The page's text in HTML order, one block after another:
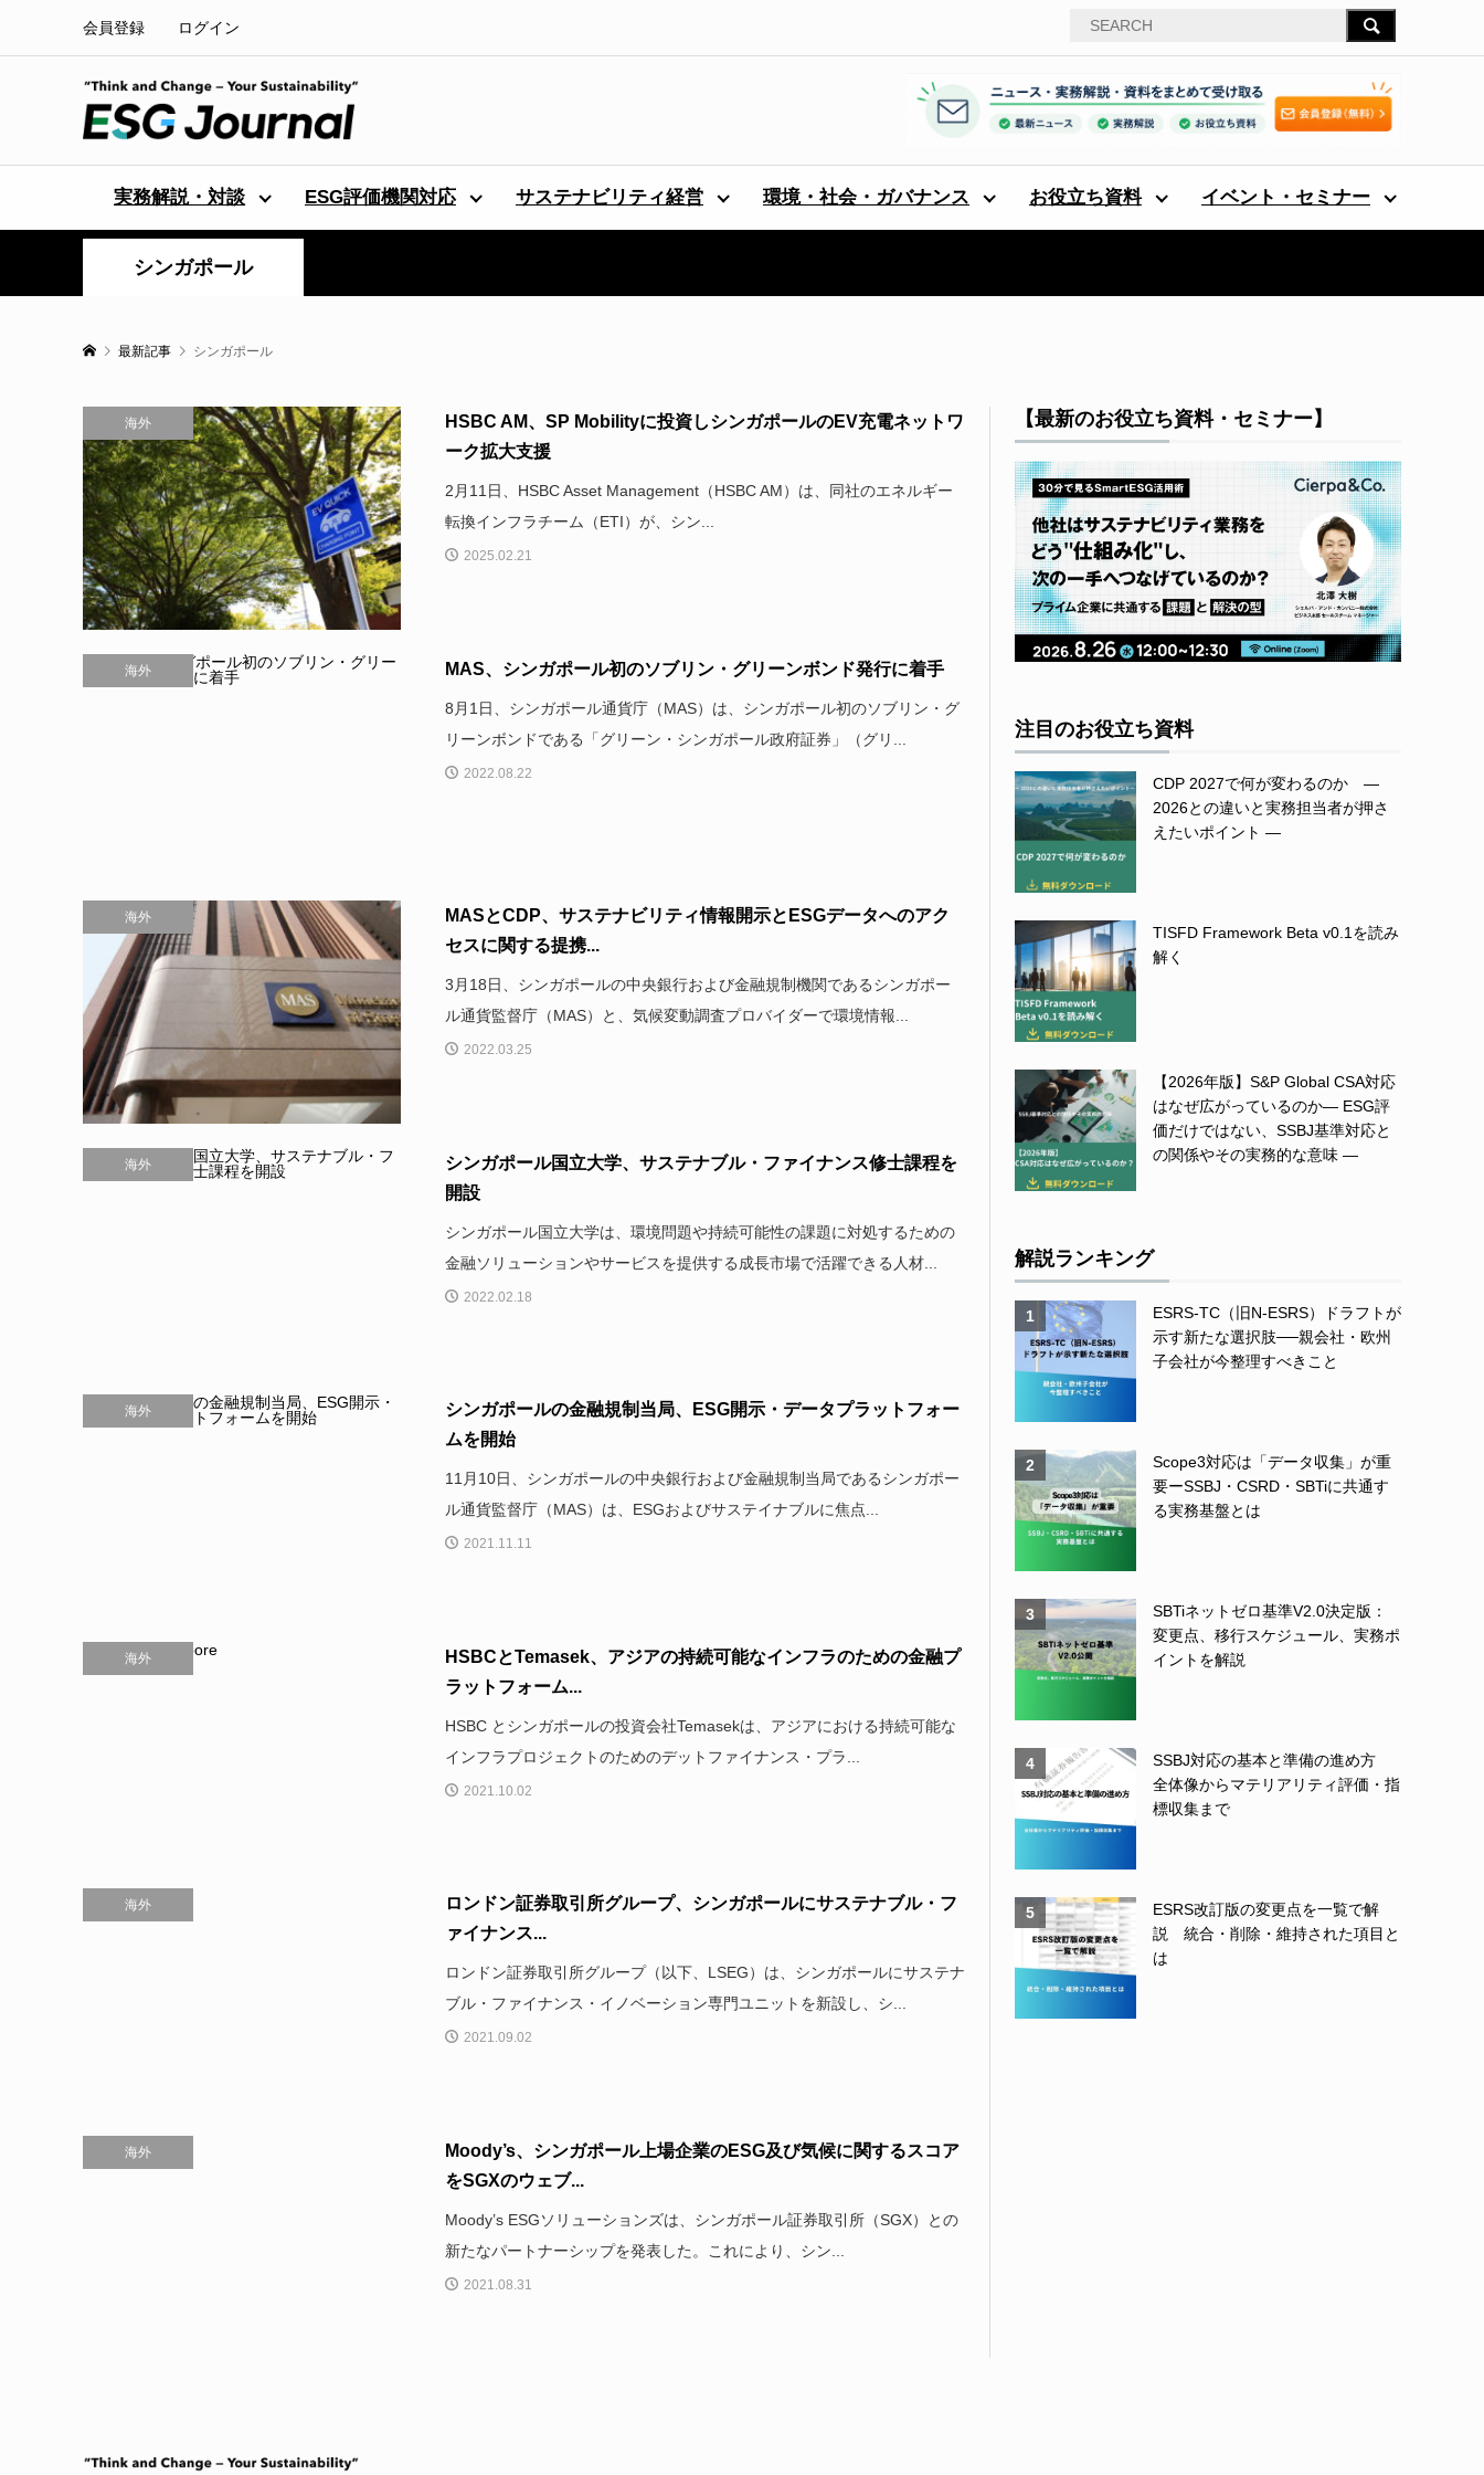
会員登録 ログイン
実務解説・対談 ESG評価機関対応 サステナビリティ経営 環境・社会・ガバナンス お役立ち資料 イベント・セミナー
シンガポール
最新記事 シンガポール
海外
HSBC AM、SP Mobilityに投資しシンガポールのEV充電ネットワ
ーク拡大支援
2月11日、HSBC Asset Management（HSBC AM）は、同社のエネルギー
転換インフラチーム（ETI）が、シン...
2025.02.21
海外 MAS、シンガポール初のソブリン・グリーンボンド発行に着手
8月1日、シンガポール通貨庁（MAS）は、シンガポール初のソブリン・グ
リーンボンドである「グリーン・シンガポール政府証券」（グリ...
2022.08.22
海外
MASとCDP、サステナビリティ情報開示とESGデータへのアク
セスに関する提携...
3月18日、シンガポールの中央銀行および金融規制機関であるシンガポー
ル通貨監督庁（MAS）と、気候変動調査プロバイダーで環境情報...
2022.03.25
海外
シンガポール国立大学、サステナブル・ファイナンス修士課程を
開設
シンガポール国立大学は、環境問題や持続可能性の課題に対処するための
金融ソリューションやサービスを提供する成長市場で活躍できる人材...
2022.02.18
海外
シンガポールの金融規制当局、ESG開示・データプラットフォー
ムを開始
11月10日、シンガポールの中央銀行および金融規制当局であるシンガポー
ル通貨監督庁（MAS）は、ESGおよびサステイナブルに焦点...
2021.11.11
海外
HSBCとTemasek、アジアの持続可能なインフラのための金融プ
ラットフォーム...
HSBC とシンガポールの投資会社Temasekは、アジアにおける持続可能な
インフラプロジェクトのためのデットファイナンス・プラ...
2021.10.02
海外
ロンドン証券取引所グループ、シンガポールにサステナブル・フ
ァイナンス...
ロンドン証券取引所グループ（以下、LSEG）は、シンガポールにサステナ
ブル・ファイナンス・イノベーション専門ユニットを新設し、シ...
2021.09.02
海外
Moody’s、シンガポール上場企業のESG及び気候に関するスコア
をSGXのウェブ...
Moody’s ESGソリューションズは、シンガポール証券取引所（SGX）との
新たなパートナーシップを発表した。これにより、シン...
2021.08.31
【最新のお役立ち資料・セミナー】
注目のお役立ち資料
CDP 2027で何が変わるのか ―
2026との違いと実務担当者が押さ
えたいポイント ―
TISFD Framework Beta v0.1を読み
解く
【2026年版】S&P Global CSA対応
はなぜ広がっているのか― ESG評
価だけではない、SSBJ基準対応と
の関係やその実務的な意味 ―
解説ランキング
1
ESRS-TC（旧N-ESRS）ドラフトが
示す新たな選択肢──親会社・欧州
子会社が今整理すべきこと
2
Scope3対応は「データ収集」が重
要ーSSBJ・CSRD・SBTiに共通す
る実務基盤とは
3
SBTiネットゼロ基準V2.0決定版：
変更点、移行スケジュール、実務ポ
イントを解説
4
SSBJ対応の基本と準備の進め方
全体像からマテリアリティ評価・指
標収集まで
5
ESRS改訂版の変更点を一覧で解
説 統合・削除・維持された項目と
は